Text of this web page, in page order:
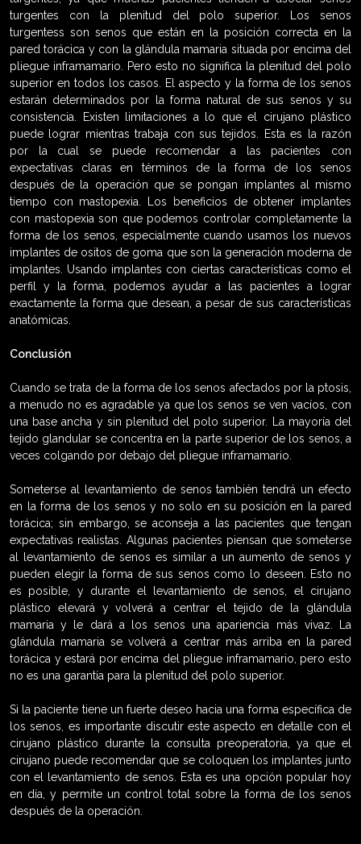
turgentes con la plenitud del polo superior. Los senos
turgentess son senos que están en la posición correcta en la
pared torácica y con la glándula mamaria situada por encima del
pliegue inframamario. Pero esto no significa la plenitud del polo
superior en todos los casos. El aspecto y la forma de los senos
estarán determinados por la forma natural de sus senos y su
consistencia. Existen limitaciones a lo que el cirujano plástico
puede lograr mientras trabaja con sus tejidos. Esta es la razón
por la cual se puede recomendar a las pacientes con
expectativas claras en términos de la forma de los senos
después de la operación que se pongan implantes al mismo
tiempo con mastopexia. Los beneficios de obtener implantes
con mastopexia son que podemos controlar completamente la
forma de los senos, especialmente cuando usamos los nuevos
implantes de ositos de goma que son la generación moderna de
implantes. Usando implantes con ciertas características como el
perfil y la forma, podemos ayudar a las pacientes a lograr
exactamente la forma que desean, a pesar de sus características
anatómicas.
Conclusión
Cuando se trata de la forma de los senos afectados por la ptosis,
a menudo no es agradable ya que los senos se ven vacíos, con
una base ancha y sin plenitud del polo superior. La mayoría del
tejido glandular se concentra en la parte superior de los senos, a
veces colgando por debajo del pliegue inframamario.
Someterse al levantamiento de senos también tendrá un efecto
en la forma de los senos y no solo en su posición en la pared
torácica; sin embargo, se aconseja a las pacientes que tengan
expectativas realistas. Algunas pacientes piensan que someterse
al levantamiento de senos es similar a un aumento de senos y
pueden elegir la forma de sus senos como lo deseen. Esto no
es posible, y durante el levantamiento de senos, el cirujano
plástico elevará y volverá a centrar el tejido de la glándula
mamaria y le dará a los senos una apariencia más vivaz. La
glándula mamaria se volverá a centrar más arriba en la pared
torácica y estará por encima del pliegue inframamario, pero esto
no es una garantía para la plenitud del polo superior.
Si la paciente tiene un fuerte deseo hacia una forma específica de
los senos, es importante discutir este aspecto en detalle con el
cirujano plástico durante la consulta preoperatoria, ya que el
cirujano puede recomendar que se coloquen los implantes junto
con el levantamiento de senos. Esta es una opción popular hoy
en día, y permite un control total sobre la forma de los senos
después de la operación.